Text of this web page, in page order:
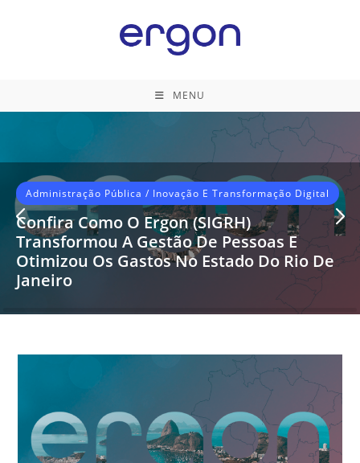
MENU
Administração Pública / Inovação E Transformação Digital
Confira Como O Ergon (SIGRH)
Transformou A Gestão De Pessoas E
Otimizou Os Gastos No Estado Do Rio De
Janeiro
A modernização da gestão pública é um desafio
administração de pessoas e controle de…